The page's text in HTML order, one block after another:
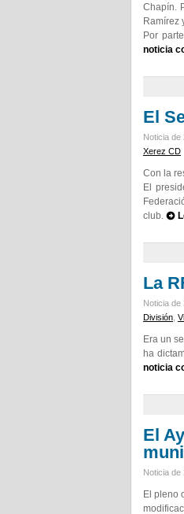
Chapín.
Ramírez
Por
noticia
El
Noticia de
Xerez CD
Con la
El
club.
La
Noticia de
División
Era un
ha
noticia
El
Noticia de
El pleno